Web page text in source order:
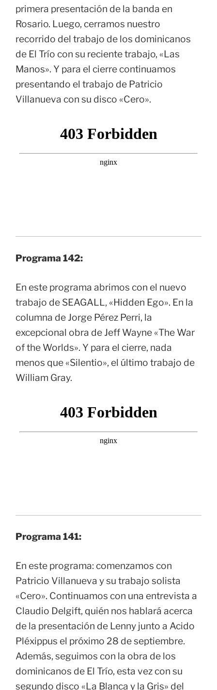
primera presentación de la banda en
Rosario. Luego, cerramos nuestro
recorrido del trabajo de los dominicanos
de El Trío con su reciente trabajo, «Las
Manos». Y para el cierre continuamos
presentando el trabajo de Patricio
Villanueva con su disco «Cero».
Programa 142:
En este programa abrimos con el nuevo
trabajo de SEAGALL, «Hidden Ego». En la
columna de Jorge Pérez Perri, la
excepcional obra de Jeff Wayne «The War
of the Worlds». Y para el cierre, nada
menos que «Silentio», el último trabajo de
William Gray.
Programa 141:
En este programa: comenzamos con
Patricio Villanueva y su trabajo solista
«Cero». Continuamos con una entrevista a
Claudio Delgift, quién nos hablará acerca
de la presentación de Lenny junto a Acido
Pléxippus el próximo 28 de septiembre.
Además, seguimos con la obra de los
dominicanos de El Trío, esta vez con su
segundo disco «La Blanca y la Gris» del